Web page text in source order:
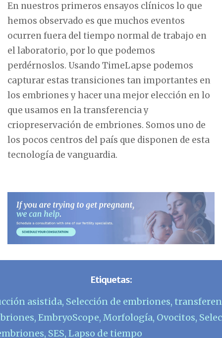
En nuestros primeros ensayos clínicos lo que
hemos observado es que muchos eventos
ocurren fuera del tiempo normal de trabajo en
el laboratorio, por lo que podemos
perdérnoslos. Usando TimeLapse podemos
capturar estas transiciones tan importantes en
los embriones y hacer una mejor elección en lo
que usamos en la transferencia y
criopreservación de embriones. Somos uno de
los pocos centros del país que disponen de esta
tecnología de vanguardia.
Etiquetas:
asistida, Selección de embriones,
, EmbryoScope, Morfología, Ovocitos,
, SES, Lapso de tiempo